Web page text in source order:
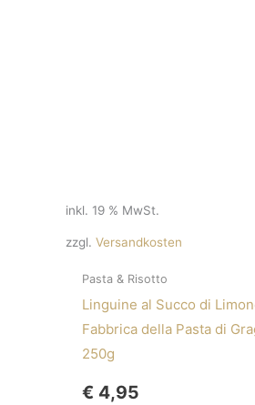
inkl. 19 % MwSt.
zzgl. Versandkosten
Pasta & Risotto
Linguine al Succo di
Fabbrica della Pasta di
250g
€ 4,95